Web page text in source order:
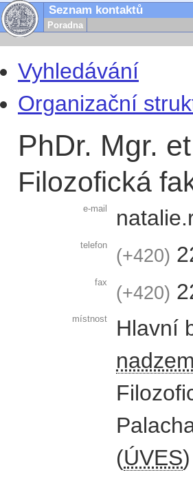
Seznam kontaktů
Poradna
Vyhledávání
Organizační
PhDr. Mgr.
Filozofická
e-mail
telefon +420
fax +420
místnost
Hlavní
(ÚVES)